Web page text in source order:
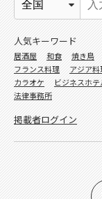
人気キーワード
居酒屋 和食 焼き鳥
フランス料理
アジア料
カラオケ
ビジネスホテ
法律事務所
掲載者ログイン